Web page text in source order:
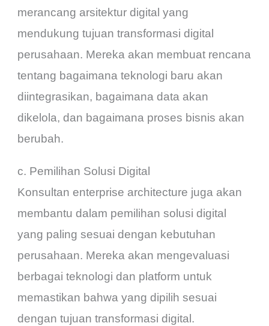
merancang arsitektur digital yang
mendukung tujuan transformasi digital
perusahaan. Mereka akan membuat rencana
tentang bagaimana teknologi baru akan
diintegrasikan, bagaimana data akan
dikelola, dan bagaimana proses bisnis akan
berubah.
c. Pemilihan Solusi Digital
Konsultan enterprise architecture juga akan
membantu dalam pemilihan solusi digital
yang paling sesuai dengan kebutuhan
perusahaan. Mereka akan mengevaluasi
berbagai teknologi dan platform untuk
memastikan bahwa yang dipilih sesuai
dengan tujuan transformasi digital.